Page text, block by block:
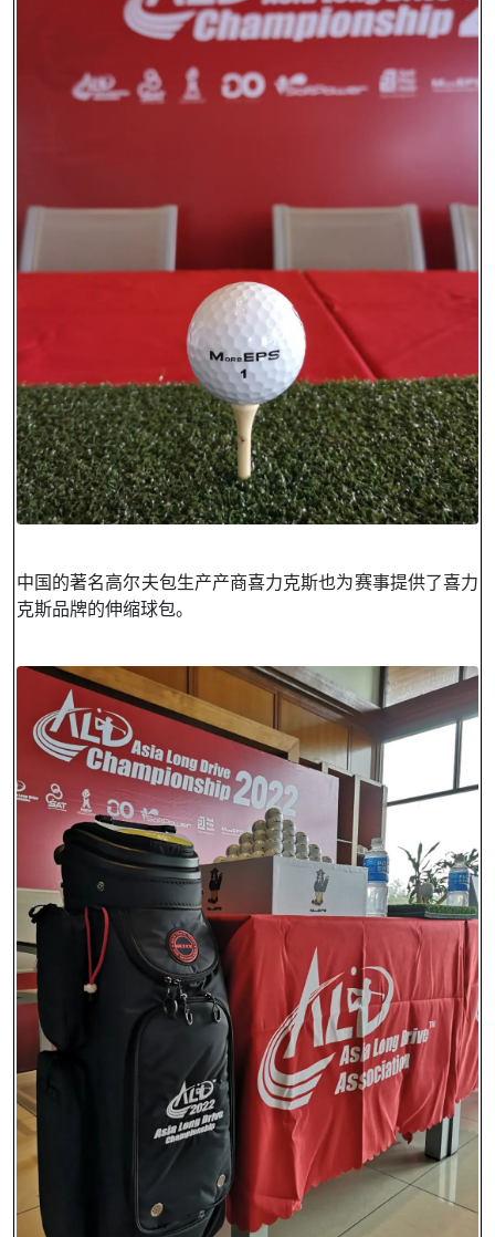
中国的著名高尔夫包生产产商喜力克斯也为赛事提供了喜力
克斯品牌的伸缩球包。